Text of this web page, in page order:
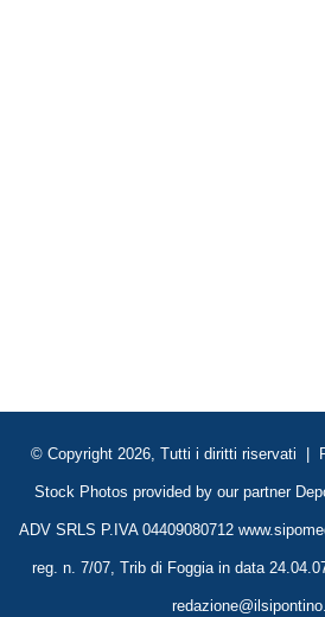
© Copyright 2026, Tutti i diritti riservati |
Stock Photos provided by our partner
ADV SRLS P.IVA 04409080712
reg. n. 7/07, Trib di Foggia in data